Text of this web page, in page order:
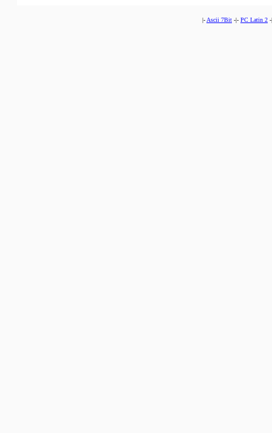
|- Ascii 7Bit -|- PC Latin 2